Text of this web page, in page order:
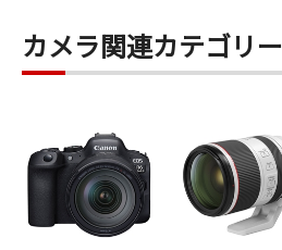
カメラ関連カテゴリー